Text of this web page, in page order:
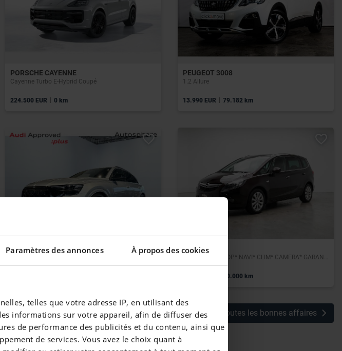
Paramètres des annonces À propos des cookies
telles que votre adresse IP, en utilisant des
informations sur votre appareil, afin de diffuser des
de performance des publicités et du contenu, ainsi que
de services. Vous avez le choix quant à
PORSCHE CAYENNE
Cayenne Turbo E-Hybrid Coupé
224.500 EUR | 0 km
PEUGEOT 3008
1.2 Allure
13.990 EUR | 79.182 km
AUDI OPEL ZAFIRA
110.000 km
Voir toutes les bonnes affaires